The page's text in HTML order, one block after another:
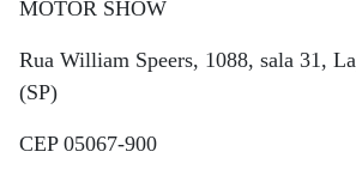
MOTOR SHOW
Rua William Speers, 1088, sala 31,
(SP)
CEP 05067-900